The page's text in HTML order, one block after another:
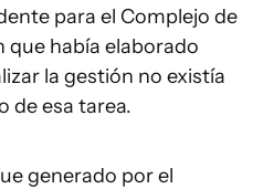
para el Complejo de
que había elaborado
la gestión no existía
de esa tarea.
generado por el